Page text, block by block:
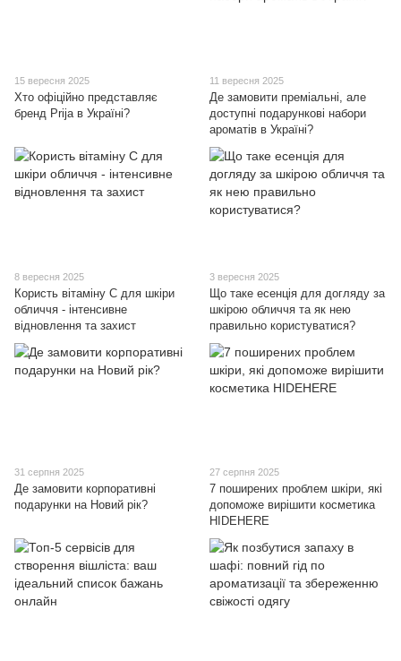
15 вересня 2025
Хто офіційно представляє
бренд Prija в Україні?
11 вересня 2025
Де замовити преміальні, але
доступні подарункові набори
ароматів в Україні?
8 вересня 2025
Користь вітаміну С для шкіри
обличчя - інтенсивне
відновлення та захист
3 вересня 2025
Що таке есенція для догляду за
шкірою обличчя та як нею
правильно користуватися?
31 серпня 2025
Де замовити корпоративні
подарунки на Новий рік?
27 серпня 2025
7 поширених проблем шкіри, які
допоможе вирішити косметика
HIDEHERE